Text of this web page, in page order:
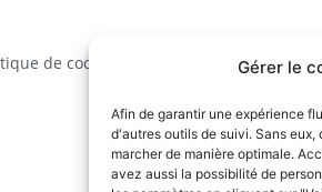
Gérer le
Afin de garantir une expérience
d'autres outils de suivi. Sans
marcher de manière optimale.
avez aussi la possibilité de
de cookies